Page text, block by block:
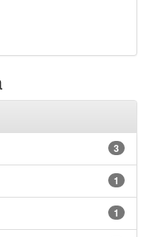
3
1
1